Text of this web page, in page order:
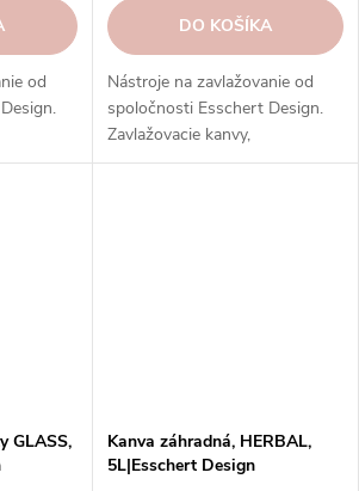
od
DO KOŠÍKA
Nástroje na zavlažovanie od
spoločnosti Esschert Design.
Zavlažovacie kanvy,
postrekovače, striekačky,
GLASS,
Kanva záhradná, HERBAL,
5L|Esschert Design